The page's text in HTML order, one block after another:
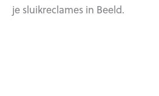
je sluikreclames in Beeld.